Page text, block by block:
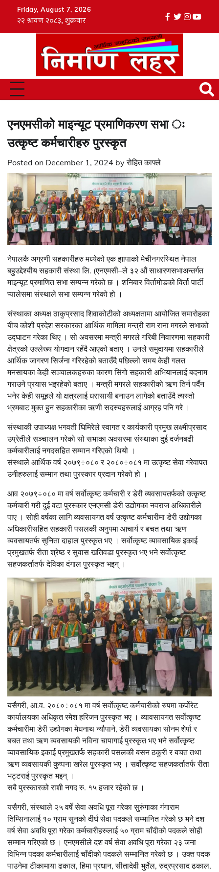
Friday, August 7, 2026
facebook
twitter
एनएमसीको माइन्यूट प्रमाणिकरण सभा ः
उत्कृष्ट कर्मचारीहरु पुरस्कृत
Posted on December 1, 2024 byरोहित काफ्ले
नेपालकै अग्रणी सहकारीहरु मध्येको एक झापाको मेचीनगरस्थित नेपाल
बहुउद्देश्यीय सहकारी संस्था लि. (एनएमसी–ले ३२ औं साधारणसभाअन्तर्गत
माइन्यूट प्रमाणित सभा सम्पन्न गरेको छ । शनिबार विर्तामोडको विर्ता पार्टी
प्यालेसमा संस्थाले सभा सम्पन्न गरेको हो ।
संस्थाका अध्यक्ष ठाकुप्रसाद शिवाकोटीको अध्यक्षतामा आयोजित समारोहका
बीच कोशी प्रदेश सरकारका आर्थिक मामिला मन्त्री राम राना मगरले सभाको
उद्घाटन गरेका थिए । सो अवसरमा मन्त्री मगरले गरिबी निवारणमा सहकारी
क्षेत्रको उल्लेख्य योगदान रहँदै आएको बताए । उनले समुदायमा सहकारीले
आर्थिक जागरण सिर्जना गरिरहेको बताउँदै पछिल्लो समय केही गलत
मनसायका केही सञ्चालकहरुका कारण सिंगो सहकारी अभियानलाई बदनाम
गराउने प्रयास भइरहेको बताए । मन्त्री मगरले सहकारीको ऋण तिर्न पर्दैन
भनेर केही समूहले यो क्षत्रलाई धरासायी बनाउन लागेको बताउँदै त्यस्तो
भ्रमबाट मुक्त हुन सहकारीका ऋणी सदस्यहरुलाई आग्रह पनि गरे ।
संस्थाकी उपाध्यक्ष भगवती घिमिरेले स्वागत र कार्यकारी प्रमुख लक्ष्मीप्रसाद
उप्रेतीले सञ्चालन गरेको सो सभाका अवसरमा संस्थाका दुई दर्जनबढी
कर्मचारीलाई नगदसहित सम्मान गरिएको थियो ।
संस्थाले आर्थिक वर्ष २०७९÷०८० र २०८०÷०८१ मा उत्कृष्ट सेवा गरेवापत
उनीहरुलाई सम्मान तथा पुरस्कार प्रदान गरेको हो ।
आव २०७९÷०८० मा वर्ष सर्वोत्कृष्ट कर्मचारी र डेरी व्यवसायतर्फको उत्कृष्ट
कर्मचारी गरी दुई वटा पुरस्कार एनएमसी डेरी उद्योगका नवराज अधिकारीले
पाए । सोही वर्षका लागि व्यवसायगत वर्ष उत्कृष्ट कर्मचारीमा डेरी उद्योगका
अधिकारीसहित सहकारी पसलकी अनुपमा आचार्य र बचत तथा ऋण
व्यवसायतर्फ सुनिता दाहाल पुरस्कृत भए । सर्वोत्कृष्ट व्यावसायिक इकाई
प्रमुखतर्फ रीता श्रेष्ठ र सुवास खतिवडा पुरस्कृत भए भने सर्वोत्कृष्ट
सहजकर्तातर्फ देविका दंगाल पुरस्कृत भइन् ।
यसैगरी, आ.व. २०८०÷०८१ मा वर्ष सर्वोत्कृष्ट कर्मचारीको रुपमा कर्पोरेट
कार्यालयका अधिकृत रमेश हरिजन पुरस्कृत भए । व्यावसायगत सर्वोत्कृष्ट
कर्मचारीमा डेरी उद्योगका मेघनाथ न्यौपाने, डेरी व्यवसायका सोनम शेर्पा र
बचत तथा ऋण व्यवसायकी नविना चापागाई पुरस्कृत भए भने सर्वोत्कृष्ट
व्यावसायिक इकाई प्रमुखतर्फ सहकारी पसलकी बसन ठकुरी र बचत तथा
ऋण व्यवसायकी कुष्पना खरेल पुरस्कृत भए । सर्वोत्कृष्ट सहजकर्तातर्फ रीता
भट्टराई पुरस्कृत भइन् ।
सबै पुरस्कारको राशी नगद रु. १५ हजार रहेको छ ।
यसैगरी, संस्थाले २५ वर्षे सेवा अवधि पूरा गरेका सुरुंगाका गंगाराम
तिम्सिनालाई १० ग्राम सुनको दीर्घ सेवा पदकले सम्मानित गरेको छ भने दश
वर्ष सेवा अवधि पूरा गरेका कर्मचारीहरुलाई ५० ग्राम चाँदीको पदकले सोही
सम्मान गरिएको छ । एनएमसीले दश वर्ष सेवा अवधि पूरा गरेका २३ जना
विभिन्न पदका कर्मचारीलाई चाँदीको पदकले सम्मानित गरेको छ । उक्त पदक
पाउनेमा टीकामाया ढकाल, हिमा प्रधान, सीतादेवी भुर्तेल, रुद्रप्रसाद ढकाल,